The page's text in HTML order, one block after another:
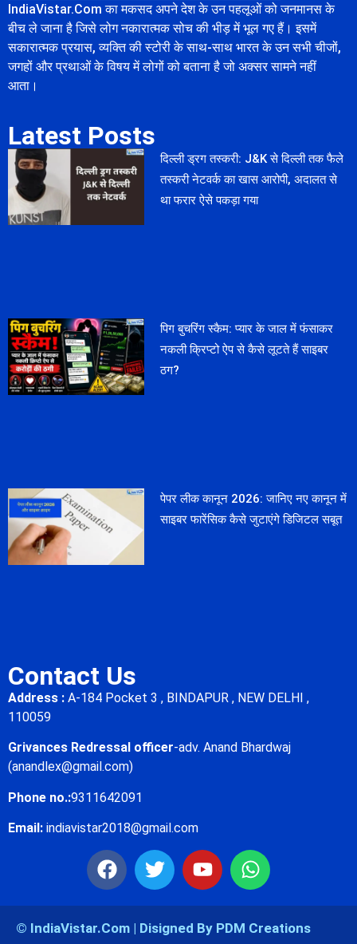
IndiaVistar.Com का मकसद अपने देश के उन पहलूओं को जनमानस के
बीच ले जाना है जिसे लोग नकारात्मक सोच की भीड़ में भूल गए हैं। इसमें
सकारात्मक प्रयास, व्यक्ति की स्टोरी के साथ-साथ भारत के उन सभी चीजों,
जगहों और प्रथाओं के विषय में लोगों को बताना है जो अक्सर सामने नहीं
आता।
Latest Posts
दिल्ली ड्रग तस्करी: J&K से दिल्ली तक फैले
तस्करी नेटवर्क का खास आरोपी, अदालत से
था फरार ऐसे पकड़ा गया
पिग बुचरिंग स्कैम: प्यार के जाल में फंसाकर
नकली क्रिप्टो ऐप से कैसे लूटते हैं साइबर
ठग?
पेपर लीक कानून 2026: जानिए नए कानून में
साइबर फारेंसिक कैसे जुटाएंगे डिजिटल सबूत
Contact Us
Address : A-184 Pocket 3 , BINDAPUR , NEW DELHI ,
110059
Grivances Redressal officer-adv. Anand Bhardwaj
(anandlex@gmail.com)
Phone no.:9311642091
Email: indiavistar2018@gmail.com
© IndiaVistar.Com | Disigned By PDM Creations